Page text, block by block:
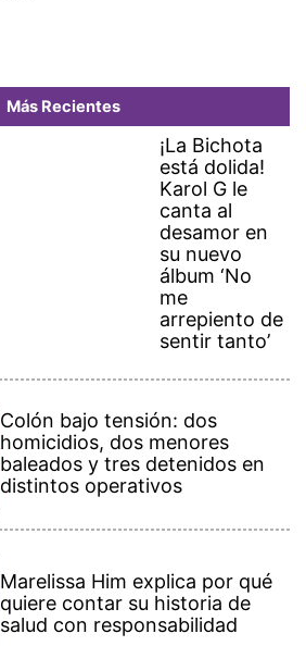
Más Recientes
¡La Bichota
está dolida!
Karol G le
canta al
desamor en
su nuevo
álbum ‘No
me
arrepiento de
sentir tanto’
Colón bajo tensión: dos
homicidios, dos menores
baleados y tres detenidos en
distintos operativos
Marelissa Him explica por qué
quiere contar su historia de
salud con responsabilidad